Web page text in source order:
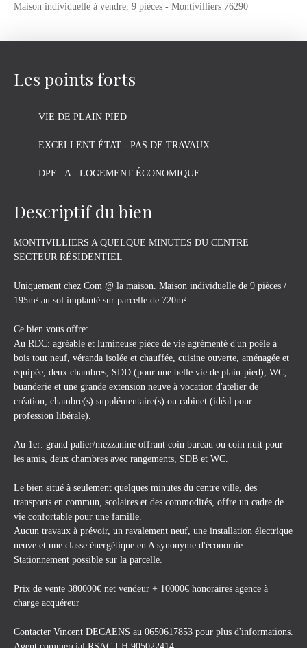
Maison individuelle à vendre, 9 pièces - Montivilliers 76290
Les points forts
VIE DE PLAIN PIED
EXCELLENT ÉTAT - PAS DE TRAVAUX
DPE : A - LOGEMENT ÉCONOMIQUE
Descriptif du bien
MONTIVILLIERS A QUELQUE MINUTES DU CENTRE
SECTEUR RÉSIDENTIEL
Uniquement chez Com @ la maison. Maison individuelle de 9 pièces /
195m² au sol implanté sur parcelle de 720m².
Ce bien vous offre:
Au RDC: agréable et lumineuse pièce de vie agrémenté d'un poêle à
bois tout neuf, véranda isolée et chauffée, cuisine ouverte, aménagée et
équipée, deux chambres, SDD (pour une belle vie de plain-pied), WC,
buanderie et une grande extension neuve à vocation d'atelier de
création, chambre(s) supplémentaire(s) ou cabinet (idéal pour
profession libérale).
Au 1er: grand palier/mezzanine offrant coin bureau ou coin nuit pour
les amis, deux chambres avec rangements, SDB et WC.
Le bien situé à seulement quelques minutes du centre ville, des
transports en commun, scolaires et des commodités, offre un cadre de
vie confortable pour une famille.
Aucun travaux à prévoir, un ravalement neuf, une installation électrique
neuve et une classe énergétique en A synonyme d'économie.
Stationnement possible sur la parcelle.
Prix de vente 380000€ net vendeur + 10000€ honoraires agence à
charge acquéreur
Contacter Vincent DECAENS au 0650617853 pour plus d'informations.